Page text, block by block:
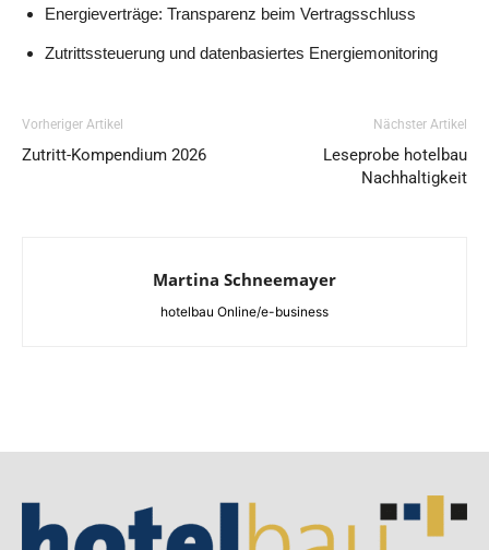
Energieverträge: Transparenz beim Vertragsschluss
Zutrittssteuerung und datenbasiertes Energiemonitoring
Vorheriger Artikel
Zutritt-Kompendium 2026
Nächster Artikel
Leseprobe hotelbau
Nachhaltigkeit
Martina Schneemayer
hotelbau Online/e-business